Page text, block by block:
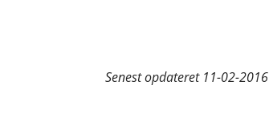
Senest opdateret 11-02-2016